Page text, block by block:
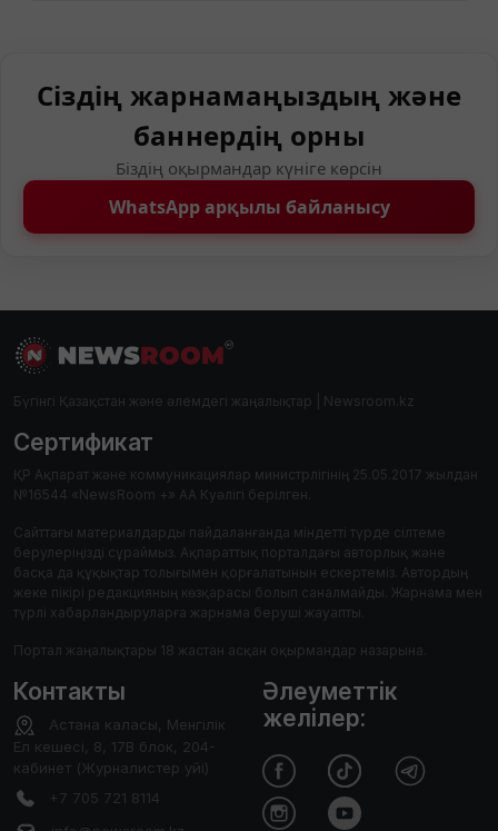
Сіздің жарнамаңыздың және
баннердің орны
Біздің оқырмандар күніге көрсін
WhatsApp арқылы байланысу
Бүгінгі Қазақстан және әлемдегі жаңалықтар | Newsroom.kz
Сертификат
ҚР Ақпарат және коммуникациялар министрлігінің 25.05.2017 жылдан
№16544 «NewsRoom +» АА Куәлігі берілген.
Сайттағы материалдарды пайдаланғанда міндетті түрде сілтеме
берулеріңізді сұраймыз. Ақпараттық порталдағы авторлық және
басқа да құқықтар толығымен қорғалатынын ескертеміз. Автордың
жеке пікірі редакцияның көзқарасы болып саналмайды. Жарнама мен
түрлі хабарландыруларға жарнама беруші жауапты.
Портал жаңалықтары 18 жастан асқан оқырмандар назарына.
Контакты
Астана каласы, Менгілік
Ел кешесі, 8, 17В блок, 204-
кабинет (Журналистер уйі)
+7 705 721 8114
Әлеуметтік
желілер: